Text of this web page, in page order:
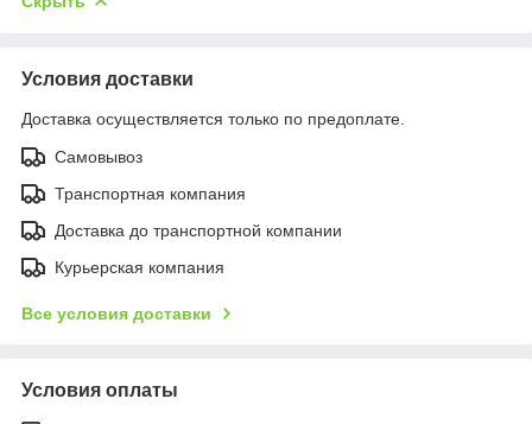
Условия доставки
Доставка осуществляется только по предоплате.
Самовывоз
Транспортная компания
Доставка до транспортной компании
Курьерская компания
Все условия доставки
Условия оплаты